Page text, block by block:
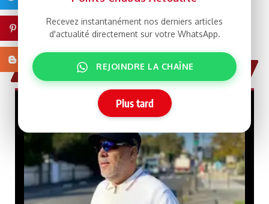
Blogger
Tribune & Débats
Recevez instantanément nos derniers articles
d'actualité directement sur votre WhatsApp.
REJOINDRE LA CHAÎNE
Plus tard